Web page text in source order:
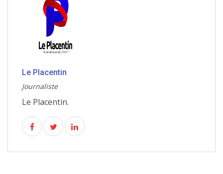
Le Placentin
Journaliste
Le Placentin.